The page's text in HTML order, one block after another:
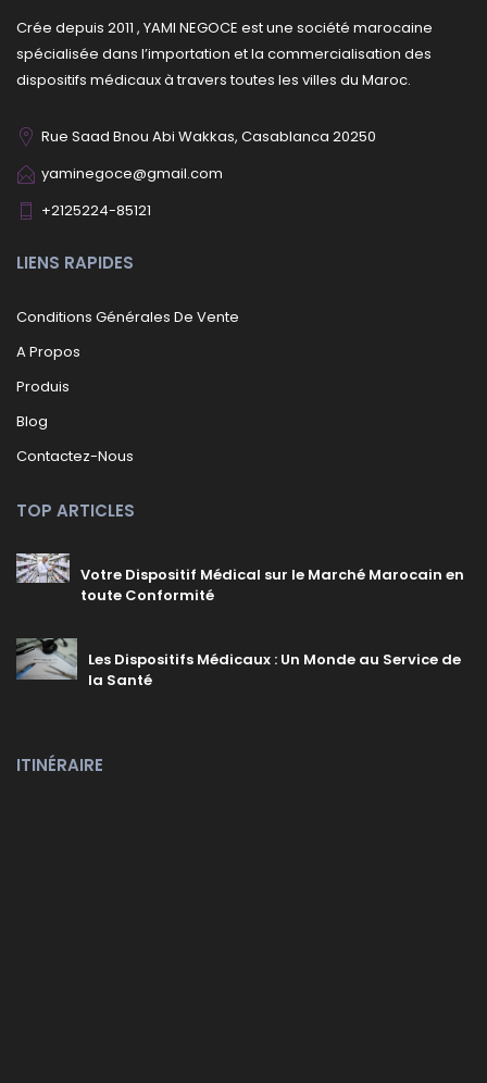
Crée depuis 2011 , YAMI NEGOCE est une société marocaine
spécialisée dans l’importation et la commercialisation des
dispositifs médicaux à travers toutes les villes du Maroc.
Rue Saad Bnou Abi Wakkas, Casablanca 20250
yaminegoce@gmail.com
+2125224-85121
LIENS RAPIDES
Conditions Générales De Vente
A Propos
Produis
Blog
Contactez-Nous
TOP ARTICLES
Votre Dispositif Médical sur le Marché Marocain en
toute Conformité
Les Dispositifs Médicaux : Un Monde au Service de
la Santé
ITINÉRAIRE